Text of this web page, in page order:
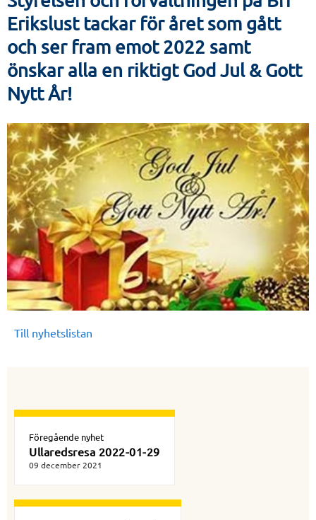
Erikslust tackar för året som gått
och ser fram emot 2022 samt
önskar alla en riktigt God Jul & Gott
Nytt År!
Till nyhetslistan
Föregående nyhet
Ullaredsresa 2022-01-29
09 december 2021